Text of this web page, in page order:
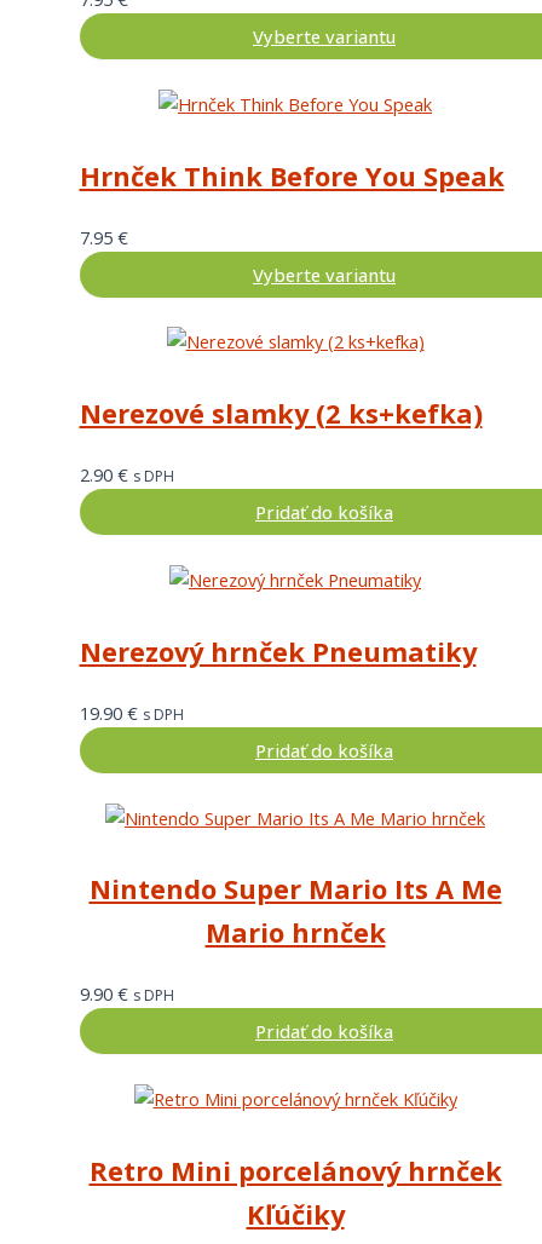
Vyberte variantu
Hrnček Think Before You Speak
7.95 €
Vyberte variantu
Nerezové slamky (2 ks+kefka)
2.90 € s DPH
Pridať do košíka
Nerezový hrnček Pneumatiky
19.90 € s DPH
Pridať do košíka
Nintendo Super Mario Its A Me
Mario hrnček
9.90 € s DPH
Pridať do košíka
Retro Mini porcelánový hrnček
Kľúčiky